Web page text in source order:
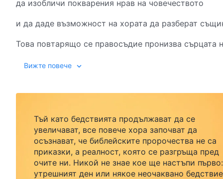
да изобличи покварения нрав на човечеството
и да даде възможност на хората да разберат
Това повтарящо се правосъдие пронизва сърцата
Всяко правосъдие е пряко свързано с тяхната съдба
и по този начин да опознаят живота, да опознаят
да опознаят Божията мъдрост и всемогъщество,
а също и да опознаят човечеството, което е
Вижте повече
Тъй като бедствията продължават да се
увеличават, все повече хора започват да
осъзнават, че библейските пророчества не са
приказки, а реалност, която се разгръща пред
очите ни. Никой не знае кое ще настъпи първо:
утрешният ден или някое неочаквано